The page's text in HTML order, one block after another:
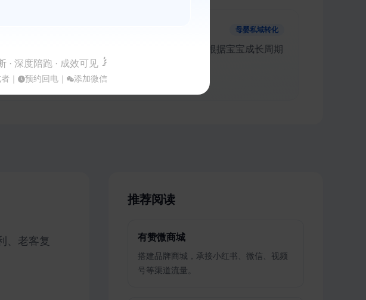
· 深度陪跑 · 成效可见
｜ 预约回电｜ 添加微信
期补货提醒 母婴私域转化
接龙和周期购功能。将朋友圈咨询引导至社群，根据宝宝成长周期
位升级）定期推送补货通知，锁定家庭消费。
、老客复
推荐阅读
有赞微商城
搭建品牌商城，承接小红书、微信、视频
号等渠道流量。